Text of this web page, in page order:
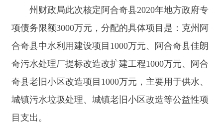
配的具体项目是：克州阿合奇县中水利用建设项目
1000万元。
二、地方政府债务限额情况
2019年报经县人大常委会批准，核定阿合奇县
地方政府债务限额74958.31万元。按照《财政部关